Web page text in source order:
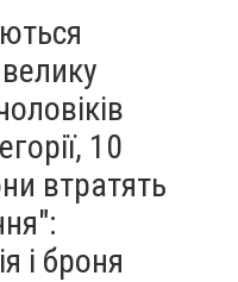
10
втратять
і броня